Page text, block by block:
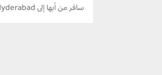
سافر من أبها إلى Hyderabad